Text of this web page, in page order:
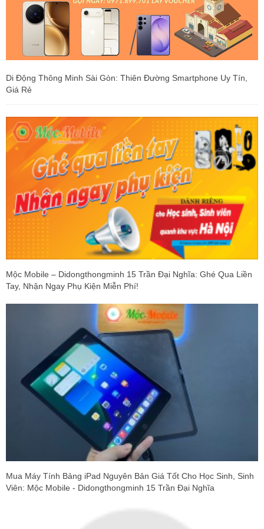
Di Động Thông Minh Sài Gòn: Thiên Đường Smartphone Uy Tín,
Giá Rẻ
Mộc Mobile – Didongthongminh 15 Trần Đại Nghĩa: Ghé Qua Liền
Tay, Nhận Ngay Phụ Kiện Miễn Phí!
Mua Máy Tính Bảng iPad Nguyên Bản Giá Tốt Cho Học Sinh, Sinh
Viên: Mộc Mobile - Didongthongminh 15 Trần Đại Nghĩa